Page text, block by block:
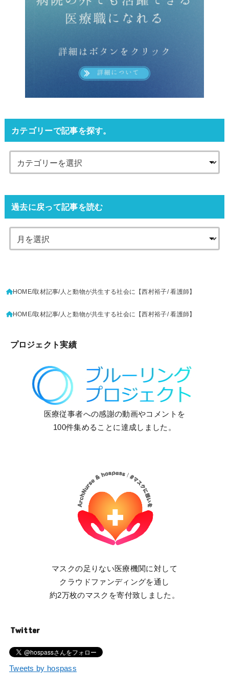
カテゴリーで記事を探す。
過去に戻って記事を読む
HOME 取材記事 人と動物が共生する社会に【西村裕子/ 看護師】
HOME 取材記事 人と動物が共生する社会に【西村裕子/ 看護師】
プロジェクト実績
医療従事者への感謝の動画やコメントを
100件集めることに達成しました。
マスクの足りない医療機関に対して
クラウドファンディングを通し
約2万枚のマスクを寄付致しました。
Twitter
Tweets by hospass